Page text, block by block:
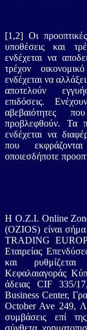
[1,2] Οι
υποθέσεις και
ενδέχεται να
τρέχον
ενδέχεται να
αποτελούν
επιδόσεις.
αβεβαιότητες
προβλεφθούν. Τα
ενδέχεται να
που
οποιεσδήποτε
Η O.Z.I. Online
(OZIOS) είναι
TRADING
Εταιρείας
και
Κεφαλαιαγοράς
άδειας CIF 335/
Business Center,
October Ave 249,
συμβάσεις επί
σύνθετα